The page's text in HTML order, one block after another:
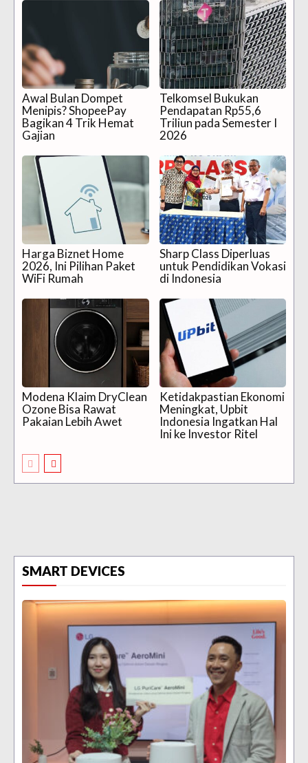
Awal Bulan Dompet
Menipis? ShopeePay
Bagikan 4 Trik Hemat
Gajian
Telkomsel Bukukan
Pendapatan Rp55,6
Triliun pada Semester I
2026
Harga Biznet Home
2026, Ini Pilihan Paket
WiFi Rumah
Sharp Class Diperluas
untuk Pendidikan Vokasi
di Indonesia
Modena Klaim DryClean
Ozone Bisa Rawat
Pakaian Lebih Awet
Ketidakpastian Ekonomi
Meningkat, Upbit
Indonesia Ingatkan Hal
Ini ke Investor Ritel
SMART DEVICES